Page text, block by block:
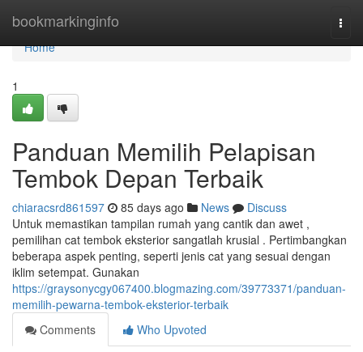
bookmarkinginfo
Home
Home
1
Panduan Memilih Pelapisan
Tembok Depan Terbaik
chiaracsrd861597 85 days ago News
Discuss
Untuk memastikan tampilan rumah yang cantik dan awet ,
pemilihan cat tembok eksterior sangatlah krusial . Pertimbangkan
beberapa aspek penting, seperti jenis cat yang sesuai dengan
iklim setempat. Gunakan
https://graysonycgy067400.blogmazing.com/39773371/panduan-
memilih-pewarna-tembok-eksterior-terbaik
Comments
Who Upvoted